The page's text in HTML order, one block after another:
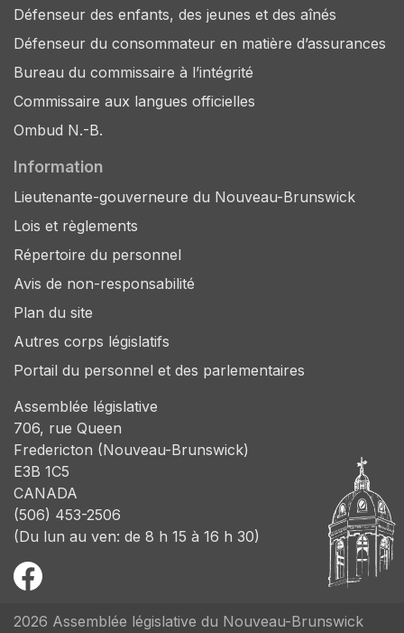
Défenseur des enfants, des jeunes et des aînés
Défenseur du consommateur en matière d’assurances
Bureau du commissaire à l’intégrité
Commissaire aux langues officielles
Ombud N.-B.
Information
Lieutenante-gouverneure du Nouveau-Brunswick
Lois et règlements
Répertoire du personnel
Avis de non-responsabilité
Plan du site
Autres corps législatifs
Portail du personnel et des parlementaires
Assemblée législative
706, rue Queen
Fredericton (Nouveau-Brunswick)
E3B 1C5
CANADA
(506) 453-2506
(Du lun au ven: de 8 h 15 à 16 h 30)
2026 Assemblée législative du Nouveau-Brunswick